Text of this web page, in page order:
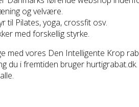
og velvære.
Pilates, yoga, crossfit osv.
med forskellig styrke.
med vores Den Intelligente Krop
du i fremtiden bruger hurtigrabat.dk.